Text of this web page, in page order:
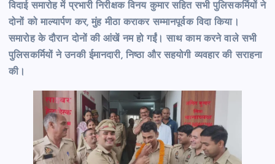
विदाई समारोह में प्रभारी निरीक्षक विनय कुमार सहित सभी पुलिसकर्मियों ने
दोनों को माल्यार्पण कर, मुंह मीठा कराकर सम्मानपूर्वक विदा किया।
समारोह के दौरान दोनों की आंखें नम हो गईं। साथ काम करने वाले सभी
पुलिसकर्मियों ने उनकी ईमानदारी, निष्ठा और सहयोगी व्यवहार की सराहना
की।